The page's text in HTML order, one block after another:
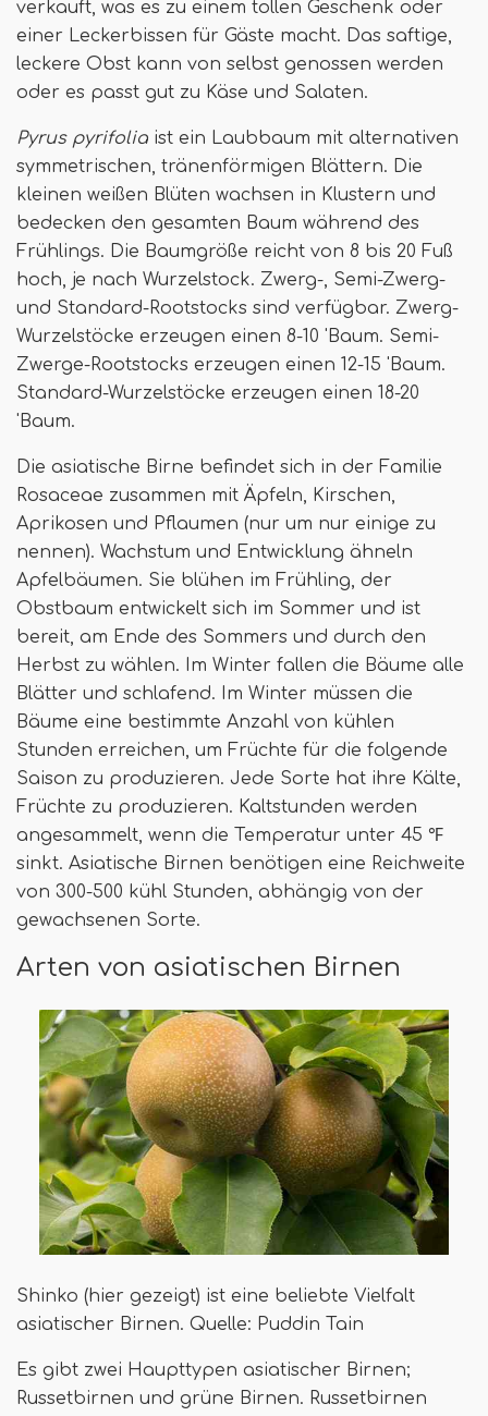
verkauft, was es zu einem tollen Geschenk oder
einer Leckerbissen für Gäste macht. Das saftige,
leckere Obst kann von selbst genossen werden
oder es passt gut zu Käse und Salaten.
Pyrus pyrifolia ist ein Laubbaum mit alternativen
symmetrischen, tränenförmigen Blättern. Die
kleinen weißen Blüten wachsen in Klustern und
bedecken den gesamten Baum während des
Frühlings. Die Baumgröße reicht von 8 bis 20 Fuß
hoch, je nach Wurzelstock. Zwerg-, Semi-Zwerg-
und Standard-Rootstocks sind verfügbar. Zwerg-
Wurzelstöcke erzeugen einen 8-10 'Baum. Semi-
Zwerge-Rootstocks erzeugen einen 12-15 'Baum.
Standard-Wurzelstöcke erzeugen einen 18-20
'Baum.
Die asiatische Birne befindet sich in der Familie
Rosaceae zusammen mit Äpfeln, Kirschen,
Aprikosen und Pflaumen (nur um nur einige zu
nennen). Wachstum und Entwicklung ähneln
Apfelbäumen. Sie blühen im Frühling, der
Obstbaum entwickelt sich im Sommer und ist
bereit, am Ende des Sommers und durch den
Herbst zu wählen. Im Winter fallen die Bäume alle
Blätter und schlafend. Im Winter müssen die
Bäume eine bestimmte Anzahl von kühlen
Stunden erreichen, um Früchte für die folgende
Saison zu produzieren. Jede Sorte hat ihre Kälte,
Früchte zu produzieren. Kaltstunden werden
angesammelt, wenn die Temperatur unter 45 ℉
sinkt. Asiatische Birnen benötigen eine Reichweite
von 300-500 kühl Stunden, abhängig von der
gewachsenen Sorte.
Arten von asiatischen Birnen
Shinko (hier gezeigt) ist eine beliebte Vielfalt
asiatischer Birnen. Quelle: Puddin Tain
Es gibt zwei Haupttypen asiatischer Birnen;
Russetbirnen und grüne Birnen. Russetbirnen